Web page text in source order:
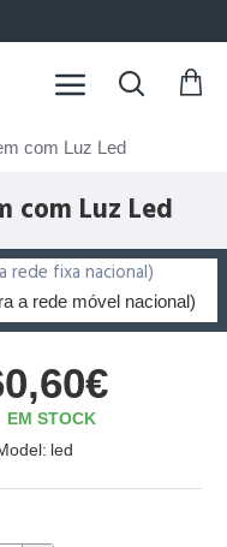
com Luz Led
com Luz Led
rede fixa nacional)
a rede móvel nacional)
EM STOCK
led